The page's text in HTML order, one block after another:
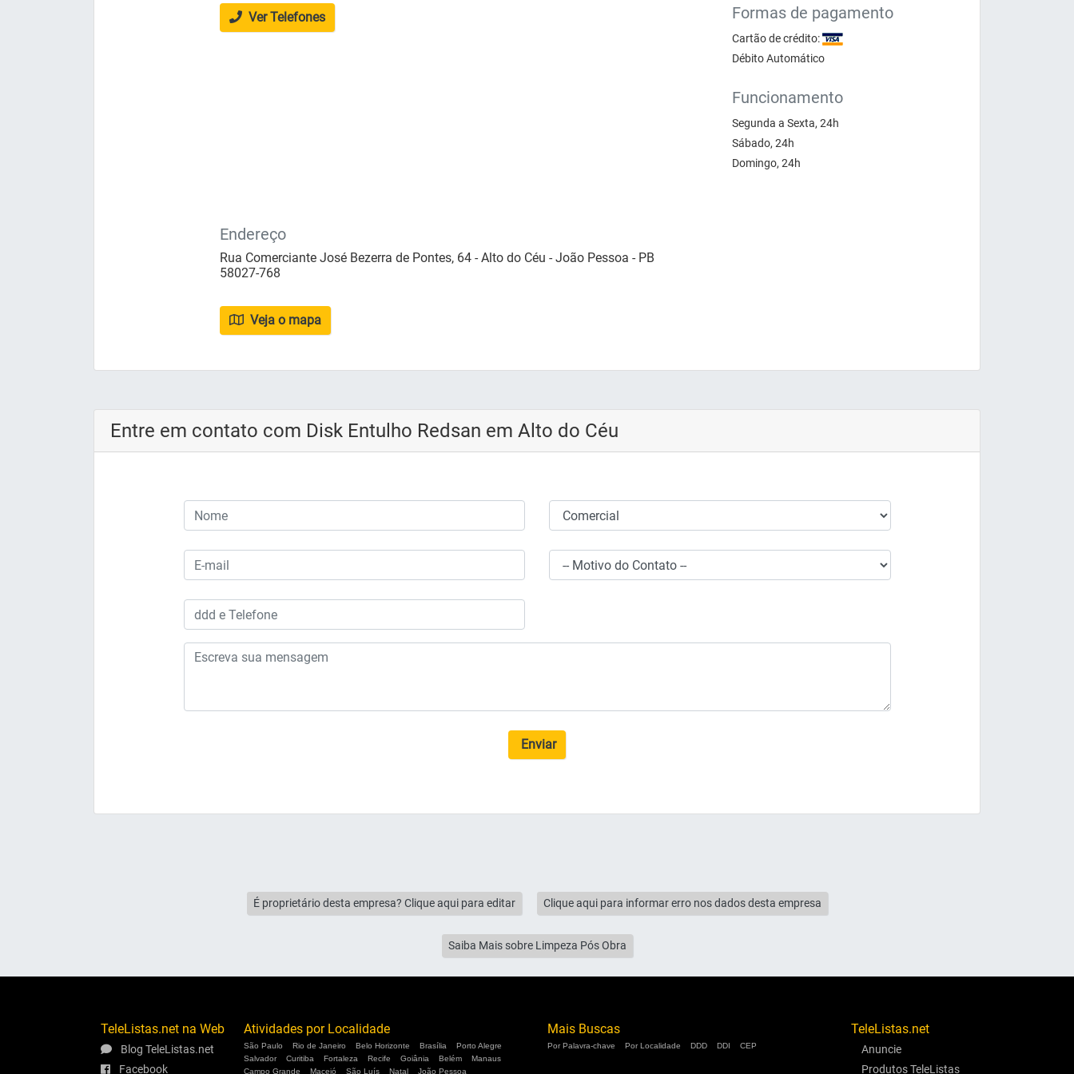
Ver Telefones Formas de pagamento
Cartão de crédito:
Débito Automático
Funcionamento
Segunda a Sexta, 24h
Sábado, 24h
Domingo, 24h
Endereço
Rua Comerciante José Bezerra de Pontes, 64 - Alto do Céu - João Pessoa - PB
58027-768
Veja o mapa
Entre em contato com Disk Entulho Redsan em Alto do Céu
Enviar
É proprietário desta empresa? Clique aqui para editar Clique aqui para informar erro nos dados desta empresa
Saiba Mais sobre Limpeza Pós Obra
TeleListas.net na Web
Blog TeleListas.net
Facebook
Atividades por Localidade
São Paulo Rio de Janeiro Belo Horizonte Brasília
Porto Alegre
Salvador
Curitiba Fortaleza Recife Goiânia Belém
Manaus
Campo Grande
Maceió São Luís Natal João Pessoa
Mais Buscas
Por Palavra-chave Por Localidade DDD DDI CEP
TeleListas.net
Anuncie
Produtos TeleListas